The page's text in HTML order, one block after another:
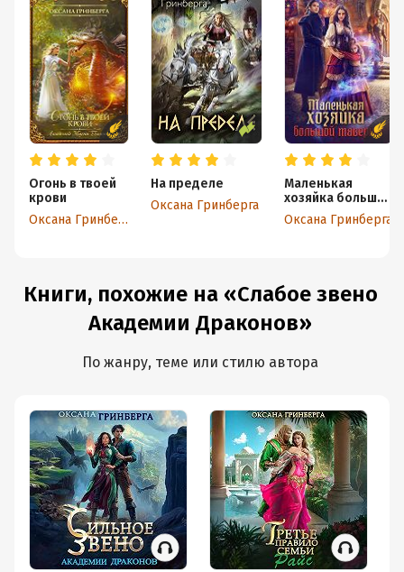
Огонь в твоей
крови
Оксана Гринберга
На пределе
Оксана Гринберга
Маленькая
хозяйка большой
таверны
Оксана Гринберга
Книги, похожие на «Слабое звено
Академии Драконов»
По жанру, теме или стилю автора